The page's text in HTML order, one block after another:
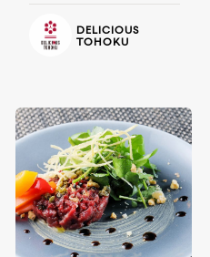
DELICIOUS
TOHOKU